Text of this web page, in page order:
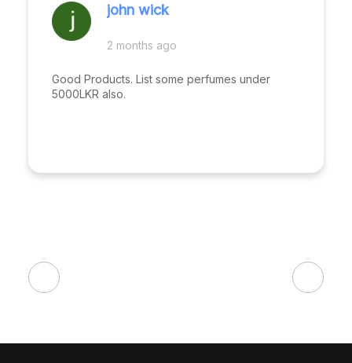
john wick
2 months ago
Good Products. List some perfumes under
5000LKR also.